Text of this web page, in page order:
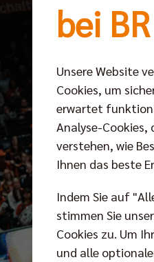
bei
Unsere Website
Cookies, um
erwartet
Analyse-Cookies,
verstehen, wie
Ihnen das beste
Indem Sie auf
stimmen Sie
Cookies zu. Um
und alle